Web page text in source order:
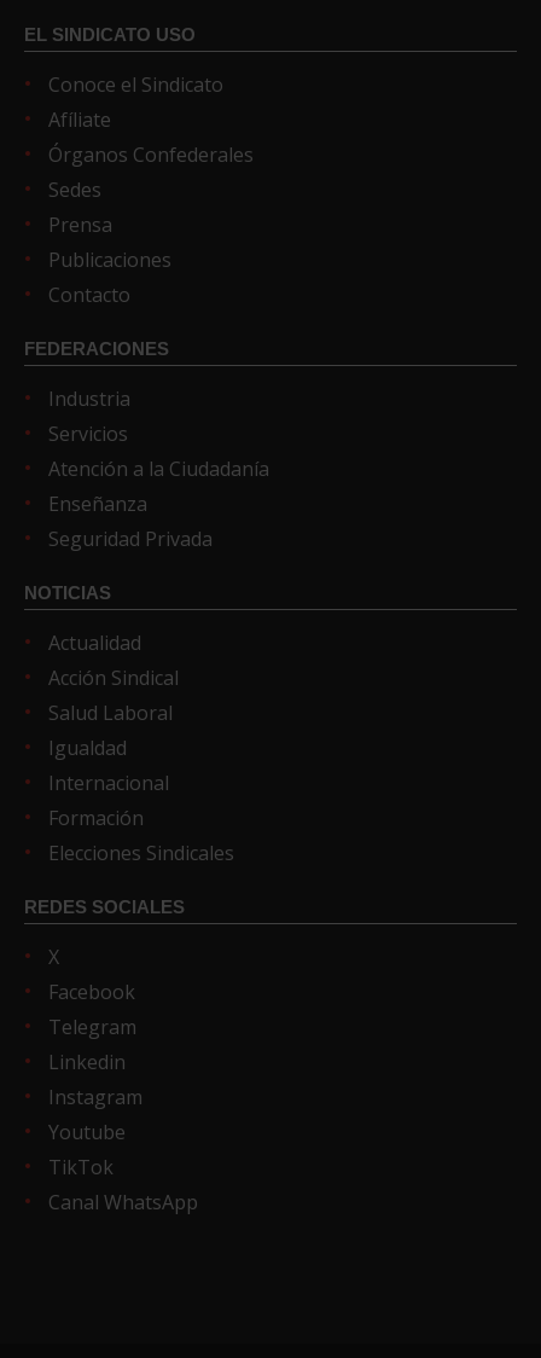
EL SINDICATO USO
Conoce el Sindicato
Afíliate
Órganos Confederales
Sedes
Prensa
Publicaciones
Contacto
FEDERACIONES
Industria
Servicios
Atención a la Ciudadanía
Enseñanza
Seguridad Privada
NOTICIAS
Actualidad
Acción Sindical
Salud Laboral
Igualdad
Internacional
Formación
Elecciones Sindicales
REDES SOCIALES
X
Facebook
Telegram
Linkedin
Instagram
Youtube
TikTok
Canal WhatsApp